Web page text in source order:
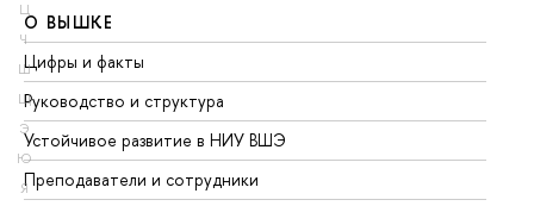
Ц
Ч
Ш
Щ
Э
Ю
Я
О ВЫШКЕ
Цифры и факты
Руководство и структура
Устойчивое развитие в НИУ ВШЭ
Преподаватели и сотрудники